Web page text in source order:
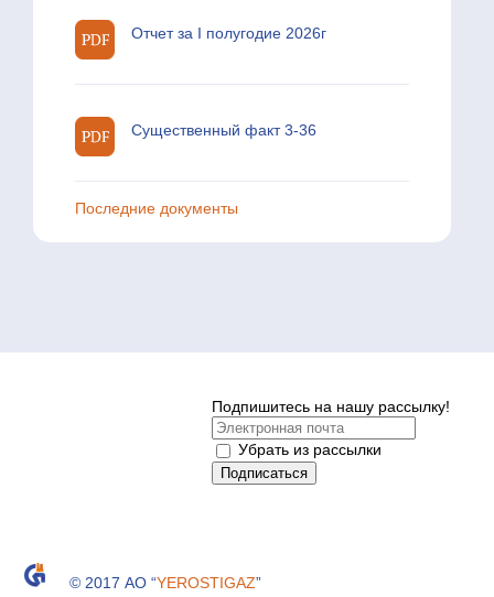
Отчет за I полугодие 2026г
Существенный факт 3-36
Последние документы
Подпишитесь на нашу рассылку!
Убрать из рассылки
© 2017 АО “YEROSTIGAZ”